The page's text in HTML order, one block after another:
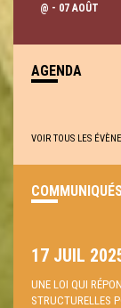
@ - 07 AOÛT
AGENDA
VOIR TOUS LES
17 JUIL
UNE LOI QUI
STRUCTURELLES